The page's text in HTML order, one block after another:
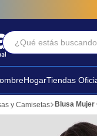
¿Qué estás buscando?
HogarTiendas
y Camisetas Blusa Mujer
Más
. faldas
. sandalia